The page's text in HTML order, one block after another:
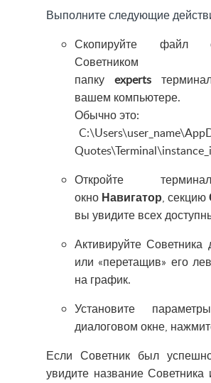
Выполните следующие
Скопируйте файл
папку experts
вашем компьютере.
Обычно это:
Откройте
окно Навигатор, секцию
вы увидите всех
Активируйте
или «перетащив» его
на график.
Установите
диалоговом окне,
Если Советник был
увидите название